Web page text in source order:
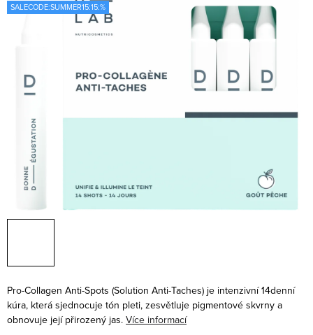
SALECODE:SUMMER15:15:%
Pro-Collagen Anti-Spots (Solution Anti-Taches) je intenzivní 14denní
kúra, která sjednocuje tón pleti, zesvětluje pigmentové skvrny a
obnovuje její přirozený jas. Více informací